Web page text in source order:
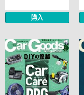
購入